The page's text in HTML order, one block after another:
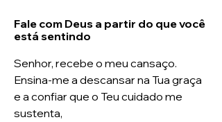
Fale com Deus a partir do que você
está sentindo
Senhor, recebe o meu cansaço.
Ensina-me a descansar na Tua graça
e a confiar que o Teu cuidado me
sustenta,